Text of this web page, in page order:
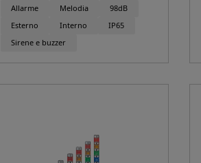
Allarme Melodia
98dB
Esterno
Interno
IP65
Sirene e buzzer